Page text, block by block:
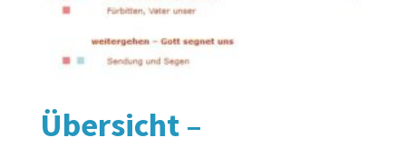
Übersicht –